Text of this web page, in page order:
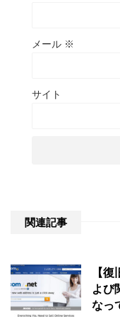
メール ※
サイト
関連記事
【
よび
なっ